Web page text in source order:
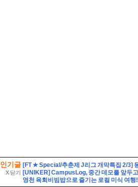
인기글
X 닫기
영천 육회비빔밥으로 즐기는 로컬 미식 여행!